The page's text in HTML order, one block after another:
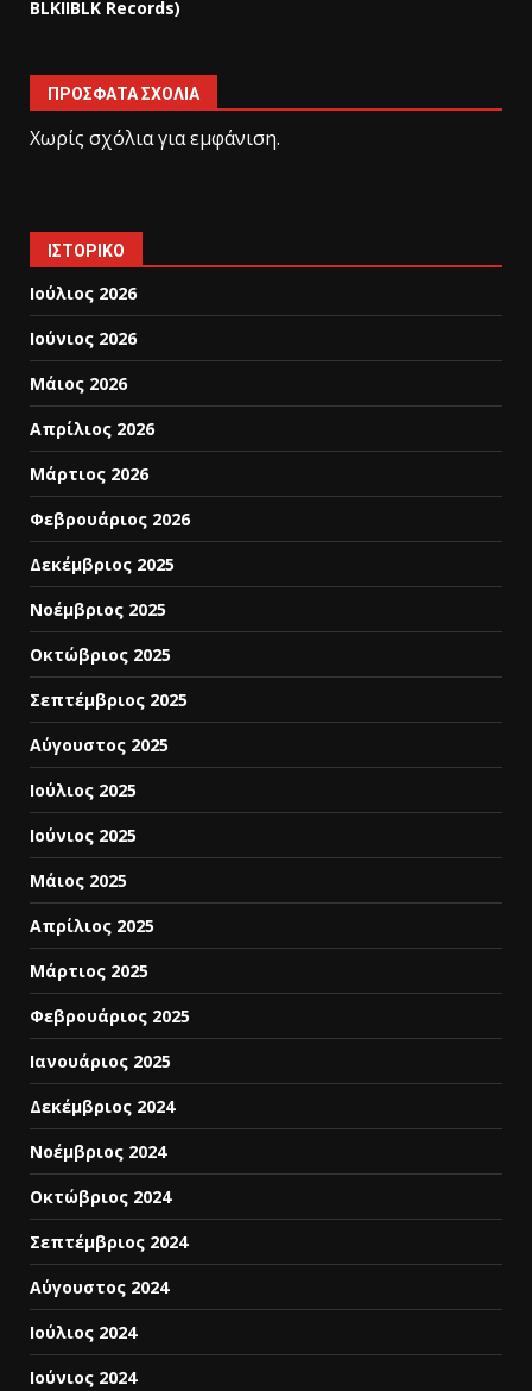
BLKIIBLK Records)
ΠΡΌΣΦΑΤΑ ΣΧΌΛΙΑ
Χωρίς σχόλια για εμφάνιση.
ΙΣΤΟΡΙΚΌ
Ιούλιος 2026
Ιούνιος 2026
Μάιος 2026
Απρίλιος 2026
Μάρτιος 2026
Φεβρουάριος 2026
Δεκέμβριος 2025
Νοέμβριος 2025
Οκτώβριος 2025
Σεπτέμβριος 2025
Αύγουστος 2025
Ιούλιος 2025
Ιούνιος 2025
Μάιος 2025
Απρίλιος 2025
Μάρτιος 2025
Φεβρουάριος 2025
Ιανουάριος 2025
Δεκέμβριος 2024
Νοέμβριος 2024
Οκτώβριος 2024
Σεπτέμβριος 2024
Αύγουστος 2024
Ιούλιος 2024
Ιούνιος 2024